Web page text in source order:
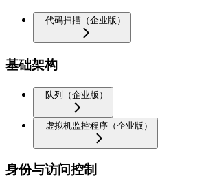
代码扫描（企业版）
基础架构
队列（企业版）
虚拟机监控程序（企业版）
身份与访问控制